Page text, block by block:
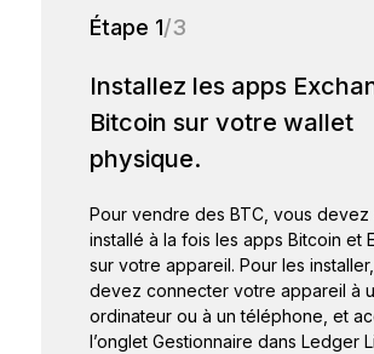
Étape 1/3
Installez les apps
Bitcoin sur votre wallet
physique.
Pour vendre des BTC, vous devez
installé à la fois les apps Bitcoin et
sur votre appareil. Pour les
devez connecter votre appareil à
ordinateur ou à un téléphone, et
l’onglet Gestionnaire dans Ledger